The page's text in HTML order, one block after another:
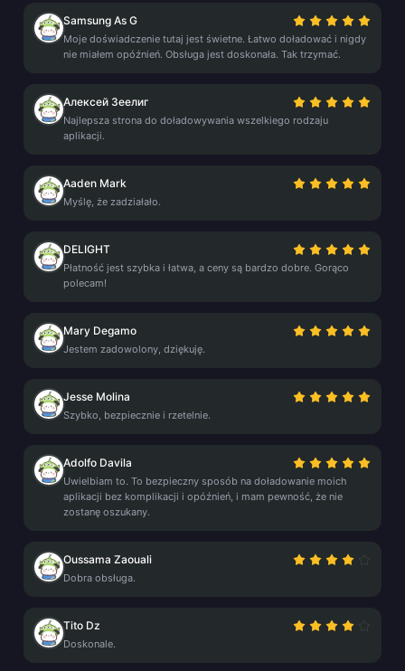
Samsung As G
Moje doświadczenie tutaj jest świetne. Łatwo doładować i nigdy
nie miałem opóźnień. Obsługa jest doskonała. Tak trzymać.
Алексей Зеелиг
Najlepsza strona do doładowywania wszelkiego rodzaju
aplikacji.
Aaden Mark
Myślę, że zadziałało.
DELIGHT
Płatność jest szybka i łatwa, a ceny są bardzo dobre. Gorąco
polecam!
Mary Degamo
Jestem zadowolony, dziękuję.
Jesse Molina
Szybko, bezpiecznie i rzetelnie.
Adolfo Davila
Uwielbiam to. To bezpieczny sposób na doładowanie moich
aplikacji bez komplikacji i opóźnień, i mam pewność, że nie
zostanę oszukany.
Oussama Zaouali
Dobra obsługa.
Tito Dz
Doskonale.